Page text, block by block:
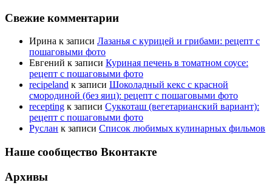
Свежие комментарии
Ирина к записи Лазанья с курицей и грибами: рецепт с
пошаговыми фото
Евгений к записи Куриная печень в томатном соусе:
рецепт с пошаговыми фото
recipeland к записи Шоколадный кекс с красной
смородиной (без яиц): рецепт с пошаговыми фото
recepting к записи Суккоташ (вегетарианский вариант):
рецепт с пошаговыми фото
Руслан к записи Список любимых кулинарных фильмов
Наше сообщество Вконтакте
Архивы